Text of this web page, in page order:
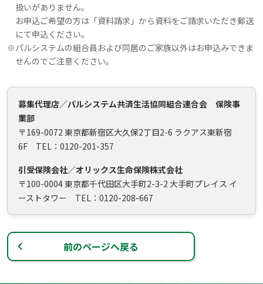
扱いがありません。
お申込ご希望の方は「資料請求」から資料をご請求いただき郵送
にて申込ください。
※パルシステムの組合員および同居のご家族以外はお申込みできま
せんのでご注意ください。
募集代理店／パルシステム共済生活協同組合連合会 保険事
業部
〒169-0072 東京都新宿区大久保2丁目2-6 ラクアス東新宿
6F TEL：0120-201-357
引受保険会社／オリックス生命保険株式会社
〒100-0004 東京都千代田区大手町2-3-2 大手町プレイス イ
ーストタワー TEL：0120-208-667
前のページへ戻る